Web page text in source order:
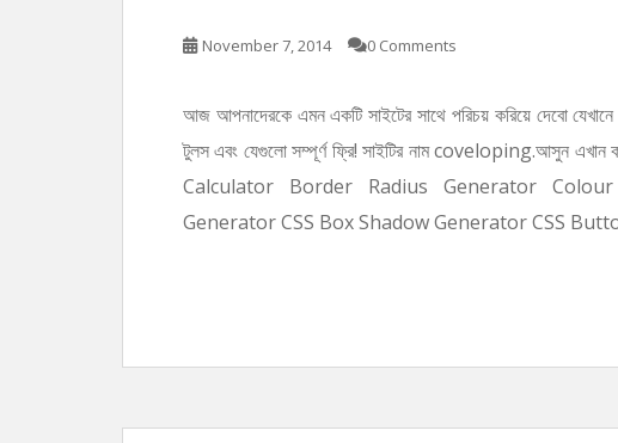
November 7, 2014 0 Comments
আজ আপনাদেরকে এমন একটি সাইটের সাথে পরিচয় করিয়ে দেবো
টুলস এবং যেগুলো সম্পূর্ণ ফ্রি! সাইটির নাম coveloping.আসুন
Calculator Border Radius Generator
Generator CSS Box Shadow Generator CSS